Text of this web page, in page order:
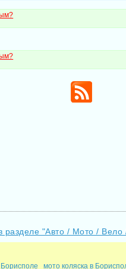
разделе "Авто / Мото /
мото коляска в